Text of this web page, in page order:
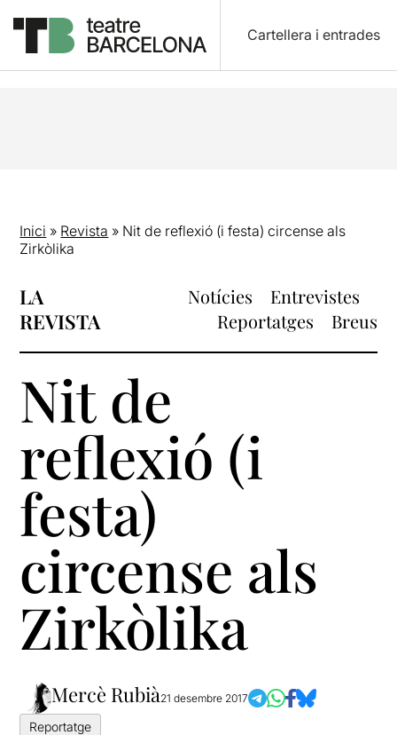
Cartellera i entrades
Inici » Revista » Nit de reflexió (i festa) circense als
Zirkòlika
LA
REVISTA
Notícies
Entrevistes
Reportatges
Breus
Nit de
reflexió (i
festa)
circense als
Zirkòlika
Mercè Rubià21 desembre 2017
Reportatge